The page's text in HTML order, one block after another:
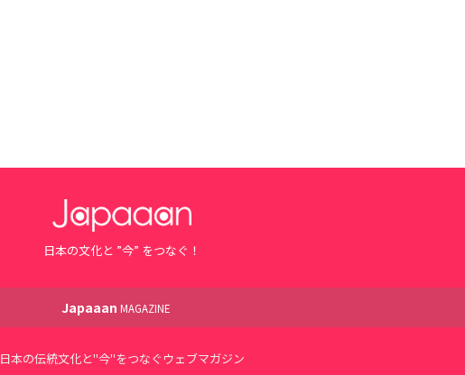
日本の文化と ”今” をつなぐ！
Japaaan MAGAZINE
日本の伝統文化と"今"をつなぐウェブマガジン